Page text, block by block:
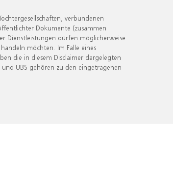
verbundenen
Dokumente (zusammen
Dienstleistungen dürfen möglicherweise
möchten. Im Falle eines
die in diesem Disclaimer dargelegten
UBS gehören zu den eingetragenen